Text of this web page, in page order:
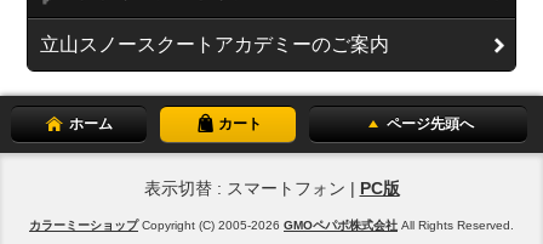
立山スノースクートアカデミーのご案内
ホーム カート ページ先頭へ
表示切替 : スマートフォン | PC版
カラーミーショップCopyright (C) 2005-2026 GMOペパボ株式会社 All Rights Reserved.